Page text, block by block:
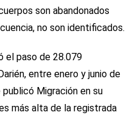
son abandonados
no son identificados.
el paso de 28.079
entre enero y junio de
Migración en su
más alta de la registrada